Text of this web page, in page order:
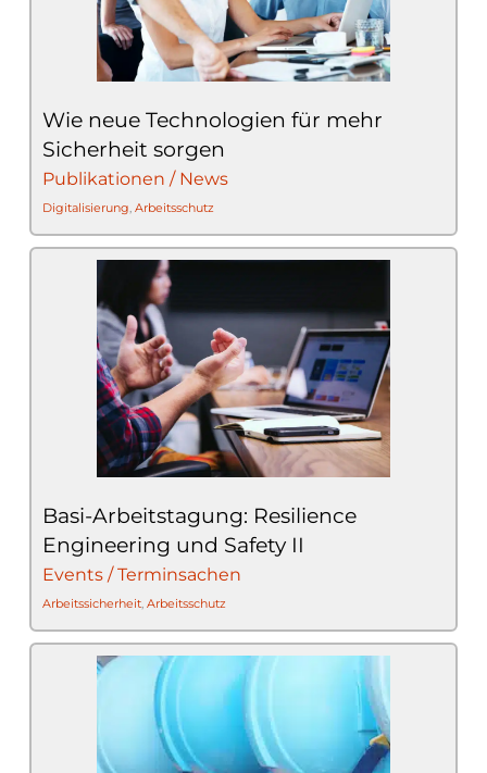
Wie neue Technologien für mehr
Sicherheit sorgen
Publikationen / News
Digitalisierung, Arbeitsschutz
Basi-Arbeitstagung: Resilience
Engineering und Safety II
Events / Terminsachen
Arbeitssicherheit, Arbeitsschutz